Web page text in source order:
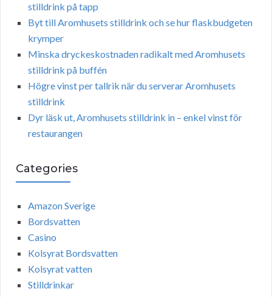
stilldrink på tapp
Byt till Aromhusets stilldrink och se hur flaskbudgeten
krymper
Minska dryckeskostnaden radikalt med Aromhusets
stilldrink på buffén
Högre vinst per tallrik när du serverar Aromhusets
stilldrink
Dyr läsk ut, Aromhusets stilldrink in – enkel vinst för
restaurangen
Categories
Amazon Sverige
Bordsvatten
Casino
Kolsyrat Bordsvatten
Kolsyrat vatten
Stilldrinkar